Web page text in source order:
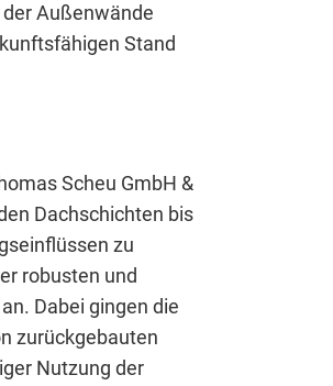
Außenwände
Stand
Scheu GmbH &
Dachschichten bis
zu
robusten und
Dabei gingen die
zurückgebauten
Nutzung der
Tracking zu aktivieren. Hierbei